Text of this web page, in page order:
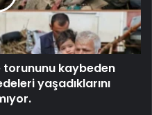
torununu kaybeden
yaşadıklarını